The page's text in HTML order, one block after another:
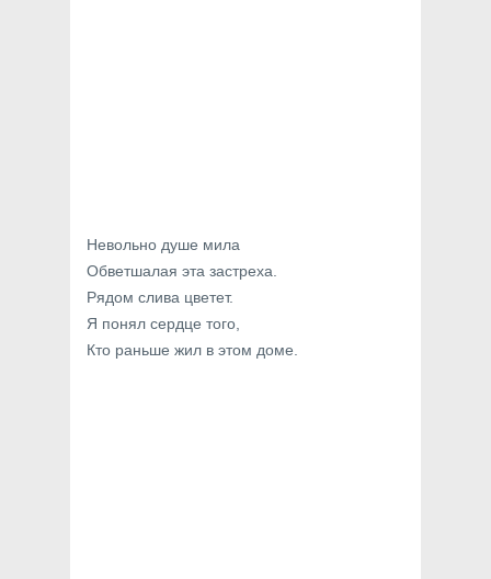
Невольно душе мила
Обветшалая эта застреха.
Рядом слива цветет.
Я понял сердце того,
Кто раньше жил в этом доме.